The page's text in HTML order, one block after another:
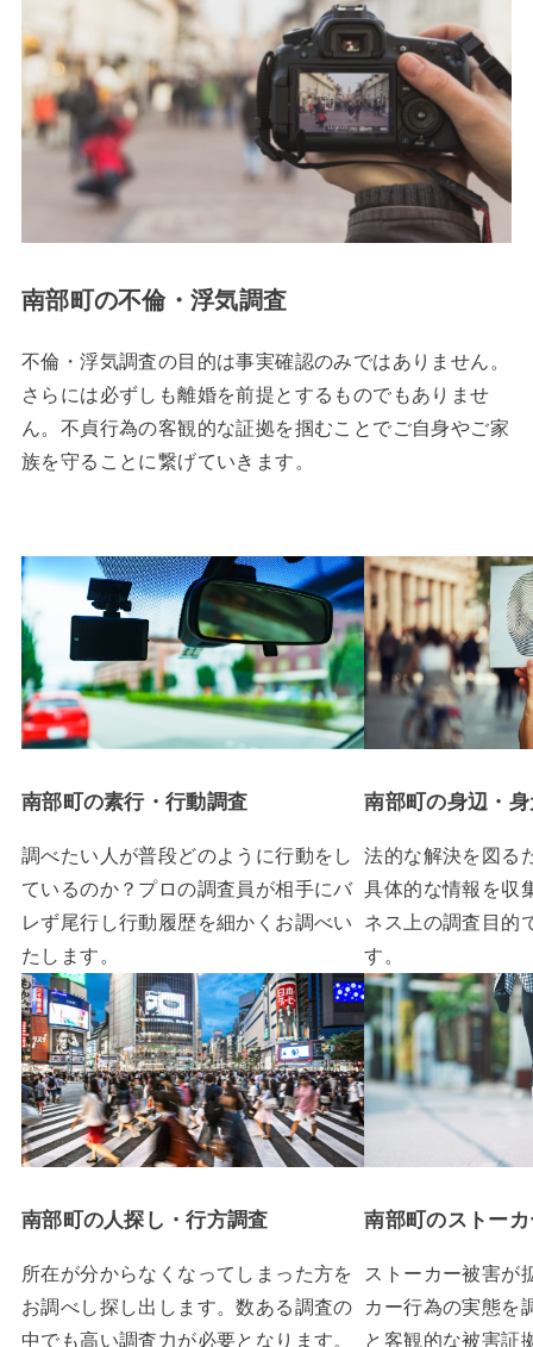
南部町の不倫・浮気調査
不倫・浮気調査の目的は事実確認のみではありません。
さらには必ずしも離婚を前提とするものでもありませ
ん。不貞行為の客観的な証拠を掴むことでご自身やご家
族を守ることに繋げていきます。
南部町の素行・行動調査
調べたい人が普段どのように行動をし
ているのか？プロの調査員が相手にバ
レず尾行し行動履歴を細かくお調べい
たします。
南部町の身辺・
法的な解決を図る
具体的な情報を収
ネス上の調査目的
す。
南部町の人探し・行方調査
所在が分からなくなってしまった方を
お調べし探し出します。数ある調査の
中でも高い調査力が必要となります。
南部町のストー
ストーカー被害が
カー行為の実態を
と客観的な被害証